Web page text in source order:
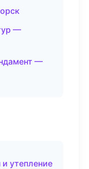
—
—
утепление